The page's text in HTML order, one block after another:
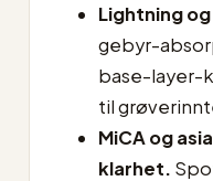
Lightning
gebyr-
base-layer-
til
MiCA og
klarhet.